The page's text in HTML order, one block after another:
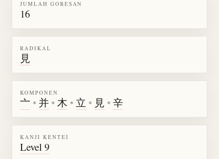
JUMLAH GORESAN
16
RADIKAL
見
KOMPONEN
亠 • 并 •木 • 立 • 見 •辛
KANJI KENTEI
Level 9